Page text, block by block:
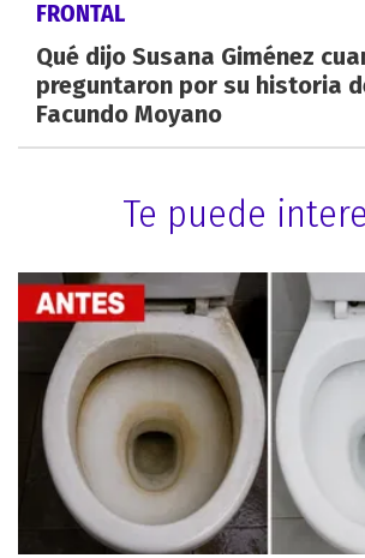
FRONTAL
Qué dijo Susana Giménez
preguntaron por su historia
Facundo Moyano
Te puede